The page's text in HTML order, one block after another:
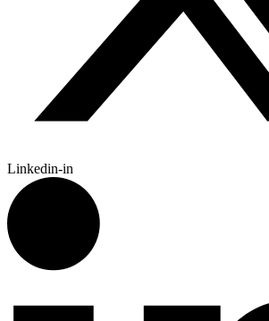
Linkedin-in